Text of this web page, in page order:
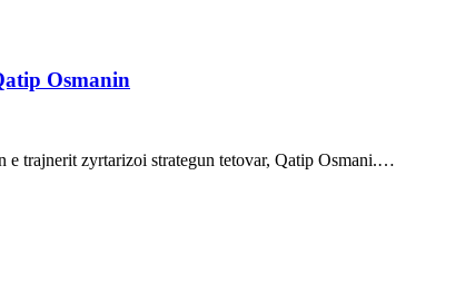
Osmanin
e trajnerit zyrtarizoi strategun tetovar, Qatip Osmani.…